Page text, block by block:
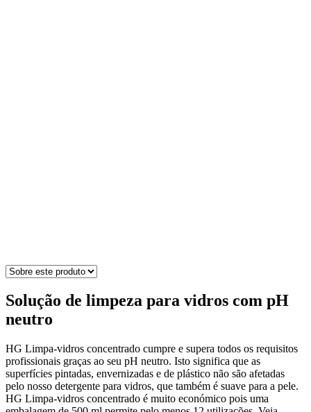
Solução de limpeza para vidros com pH
neutro
HG Limpa-vidros concentrado cumpre e supera todos os requisitos
profissionais graças ao seu pH neutro. Isto significa que as
superfícies pintadas, envernizadas e de plástico não são afetadas
pelo nosso detergente para vidros, que também é suave para a pele.
HG Limpa-vidros concentrado é muito económico pois uma